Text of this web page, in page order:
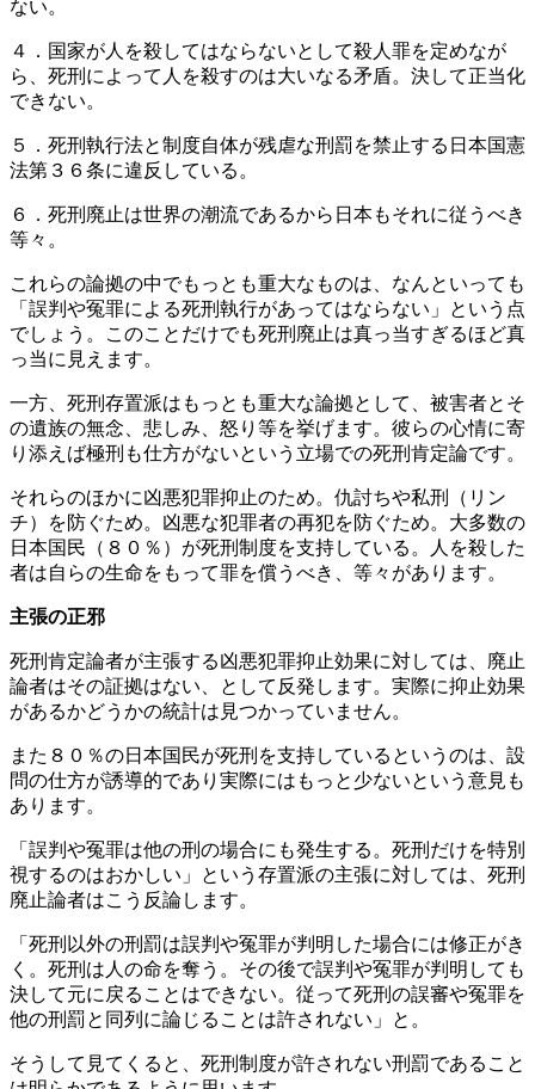
ない。
４．国家が人を殺してはならないとして殺人罪を定めなが
ら、死刑によって人を殺すのは大いなる矛盾。決して正当化
できない。
５．死刑執行法と制度自体が残虐な刑罰を禁止する日本国憲
法第３６条に違反している。
６．死刑廃止は世界の潮流であるから日本もそれに従うべき
等々。
これらの論拠の中でもっとも重大なものは、なんといっても
「誤判や冤罪による死刑執行があってはならない」という点
でしょう。このことだけでも死刑廃止は真っ当すぎるほど真
っ当に見えます。
一方、死刑存置派はもっとも重大な論拠として、被害者とそ
の遺族の無念、悲しみ、怒り等を挙げます。彼らの心情に寄
り添えば極刑も仕方がないという立場での死刑肯定論です。
それらのほかに凶悪犯罪抑止のため。仇討ちや私刑（リン
チ）を防ぐため。凶悪な犯罪者の再犯を防ぐため。大多数の
日本国民（８０％）が死刑制度を支持している。人を殺した
者は自らの生命をもって罪を償うべき、等々があります。
主張の正邪
死刑肯定論者が主張する凶悪犯罪抑止効果に対しては、廃止
論者はその証拠はない、として反発します。実際に抑止効果
があるかどうかの統計は見つかっていません。
また８０％の日本国民が死刑を支持しているというのは、設
問の仕方が誘導的であり実際にはもっと少ないという意見も
あります。
「誤判や冤罪は他の刑の場合にも発生する。死刑だけを特別
視するのはおかしい」という存置派の主張に対しては、死刑
廃止論者はこう反論します。
「死刑以外の刑罰は誤判や冤罪が判明した場合には修正がき
く。死刑は人の命を奪う。その後で誤判や冤罪が判明しても
決して元に戻ることはできない。従って死刑の誤審や冤罪を
他の刑罰と同列に論じることは許されない」と。
そうして見てくると、死刑制度が許されない刑罰であること